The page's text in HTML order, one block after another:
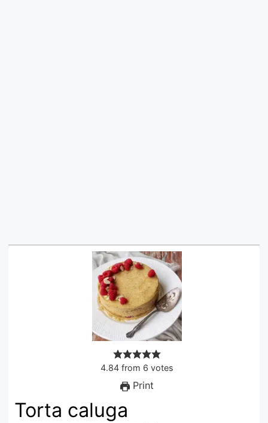
4.84 from 6 votes
Print
Torta caluga